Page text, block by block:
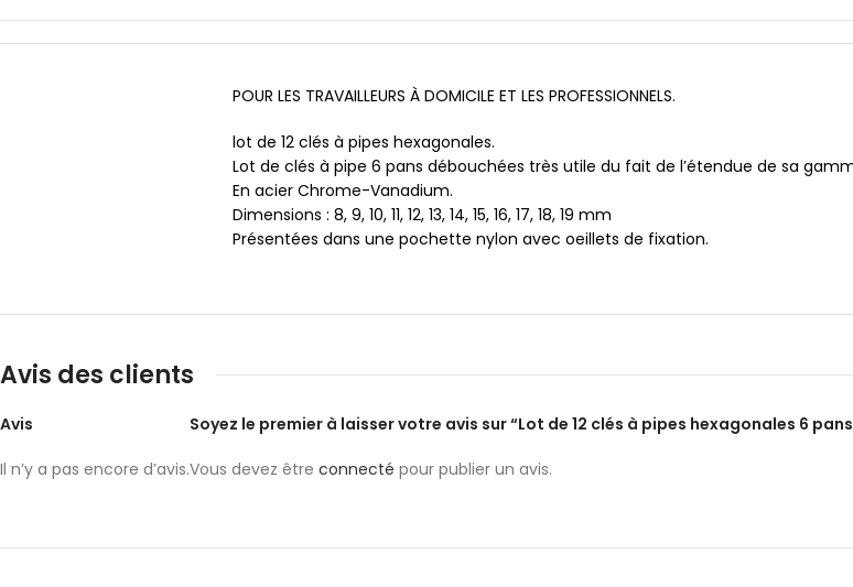
POUR LES TRAVAILLEURS À DOMICILE ET LES PROFESSIONNELS.
lot de 12 clés à pipes hexagonales.
Lot de clés à pipe 6 pans débouchées très utile du fait de l’étendue de sa
En acier Chrome-Vanadium.
Dimensions : 8, 9, 10, 11, 12, 13, 14, 15, 16, 17, 18, 19 mm
Présentées dans une pochette nylon avec oeillets de fixation.
Avis des clients
Avis
Il n’y a pas encore d’avis.
Soyez le premier à laisser votre avis sur “Lot de 12 clés à pipes hexagonales 6 pans
Vous devez être connecté pour publier un avis.